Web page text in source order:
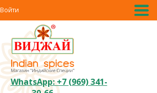
Войти
WhatsApp: +7 (969) 341-